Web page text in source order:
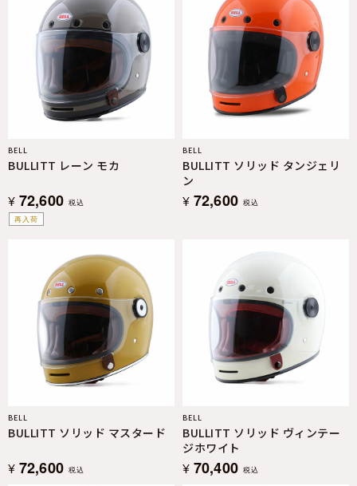
再入荷
BELL
BULLITT レーン モカ
¥ 72,600 税込
BELL
BULLITT ソリッド タンジェリ
ン
¥ 72,600 税込
BELL
BULLITT ソリッド マスタード
¥ 72,600 税込
BELL
BULLITT ソリッド ヴィンテー
ジホワイト
¥ 70,400 税込